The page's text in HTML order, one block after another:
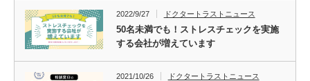
2022/9/27 ドクタートラストニュース
50名未満でも！ストレスチェックを実施
する会社が増えています
2021/10/26 ドクタートラストニュース